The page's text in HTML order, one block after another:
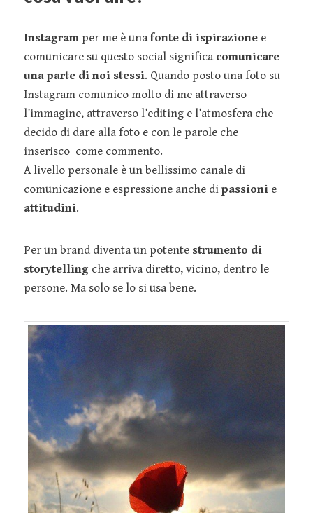
Instagram per me è una fonte di ispirazione e
comunicare su questo social significa comunicare
una parte di noi stessi. Quando posto una foto su
Instagram comunico molto di me attraverso
l’immagine, attraverso l’editing e l’atmosfera che
decido di dare alla foto e con le parole che
inserisco come commento.
A livello personale è un bellissimo canale di
comunicazione e espressione anche di passioni e
attitudini.
Per un brand diventa un potente strumento di
storytelling che arriva diretto, vicino, dentro le
persone. Ma solo se lo si usa bene.